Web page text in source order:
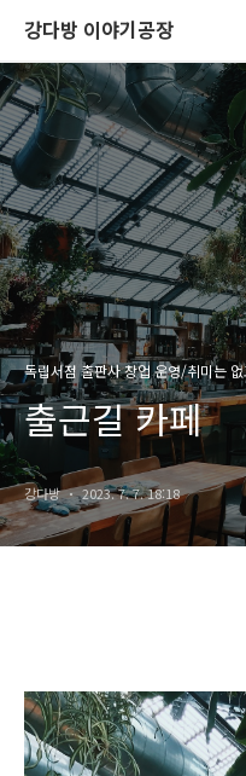
강다방 이야기공장
독립서점 출판사 창업 운영/취미는
출근길 카페
강다방 2023. 7. 7. 18:18